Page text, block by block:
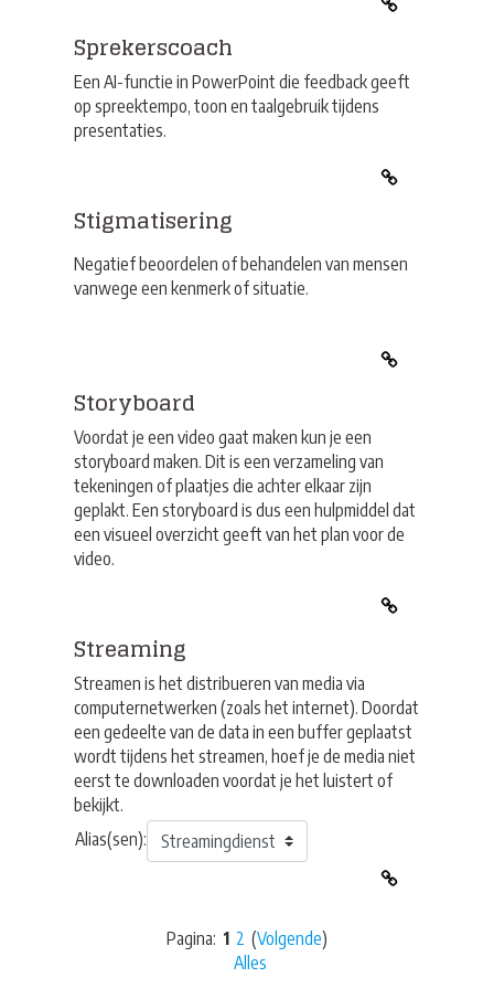
Sprekerscoach
Een AI-functie in PowerPoint die feedback geeft
op spreektempo, toon en taalgebruik tijdens
presentaties.
Stigmatisering
Negatief beoordelen of behandelen van mensen
vanwege een kenmerk of situatie.
Storyboard
Voordat je een video gaat maken kun je een
storyboard maken. Dit is een verzameling van
tekeningen of plaatjes die achter elkaar zijn
geplakt. Een storyboard is dus een hulpmiddel dat
een visueel overzicht geeft van het plan voor de
video.
Streaming
Streamen is het distribueren van media via
computernetwerken (zoals het internet). Doordat
een gedeelte van de data in een buffer geplaatst
wordt tijdens het streamen, hoef je de media niet
eerst te downloaden voordat je het luistert of
bekijkt.
Alias(sen):
Pagina: 1 2 (Volgende)
Alles